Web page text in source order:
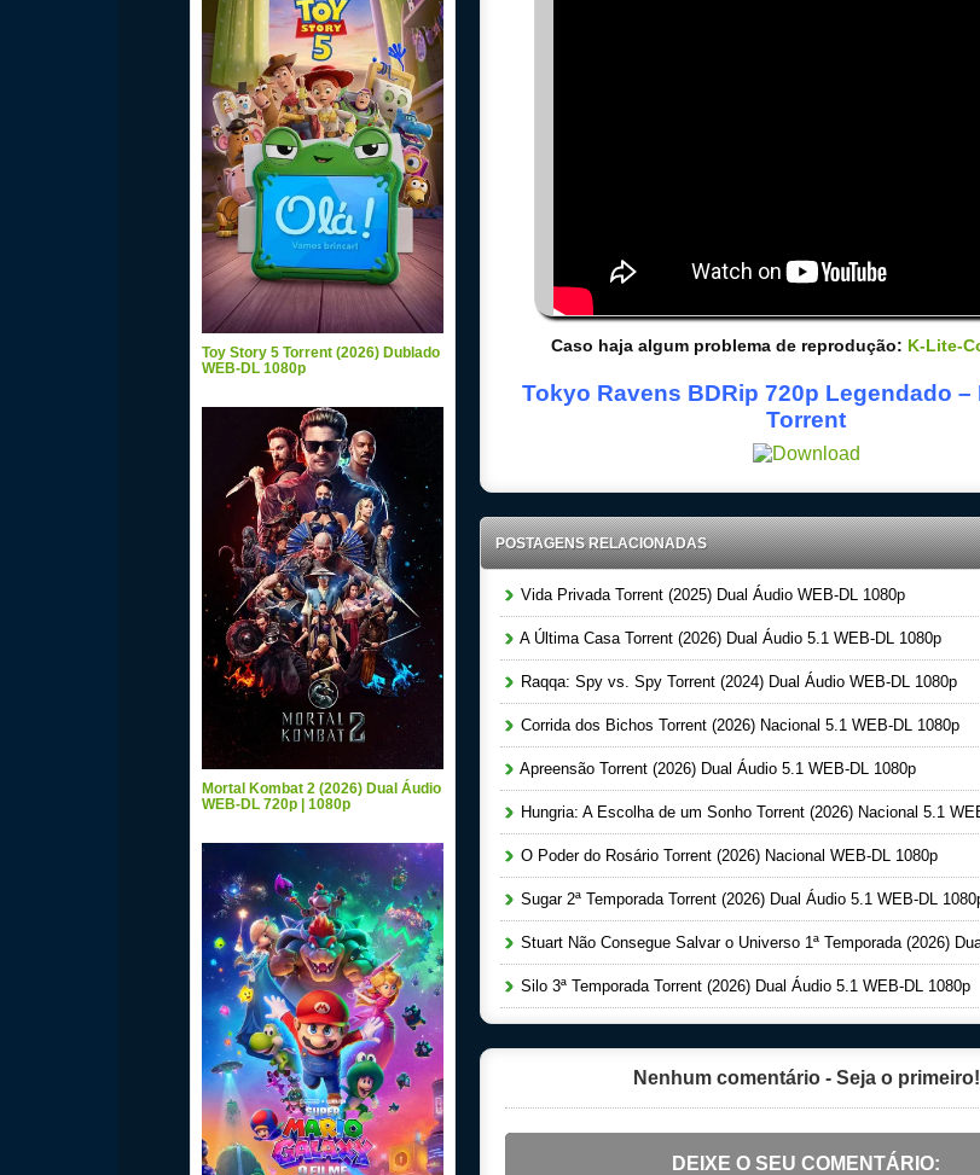
Caso haja algum problema de reprodução: K-Lite-
Tokyo Ravens BDRip 720p Legendado –
Torrent
POSTAGENS RELACIONADAS
Vida Privada Torrent (2025) Dual Áudio WEB-DL 1080p
A Última Casa Torrent (2026) Dual Áudio 5.1 WEB-DL 1080p
Raqqa: Spy vs. Spy Torrent (2024) Dual Áudio WEB-DL 1080p
Corrida dos Bichos Torrent (2026) Nacional 5.1 WEB-DL 1080p
Apreensão Torrent (2026) Dual Áudio 5.1 WEB-DL 1080p
Hungria: A Escolha de um Sonho Torrent (2026) Nacional 5.1
O Poder do Rosário Torrent (2026) Nacional WEB-DL 1080p
Sugar 2ª Temporada Torrent (2026) Dual Áudio 5.1 WEB-DL
Stuart Não Consegue Salvar o Universo 1ª Temporada (2026) Dual Áudio
Silo 3ª Temporada Torrent (2026) Dual Áudio 5.1 WEB-DL 1080p
Nenhum comentário - Seja o primeiro!
DEIXE O SEU COMENTÁRIO:
Toy Story 5 Torrent (2026) Dublado
WEB-DL 1080p
Mortal Kombat 2 (2026) Dual Áudio
WEB-DL 720p | 1080p